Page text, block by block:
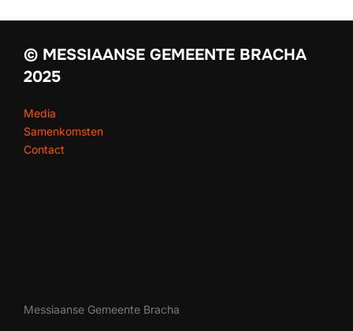
© MESSIAANSE GEMEENTE BRACHA
2025
Media
Samenkomsten
Contact
Messiaanse Gemeente Bracha